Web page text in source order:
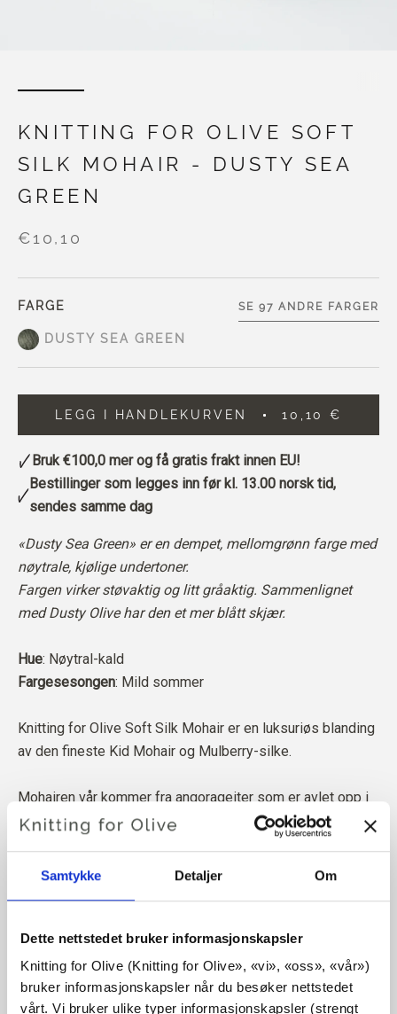
Samtykke Detaljer Om
Dette nettstedet bruker informasjonskapsler
Knitting for Olive (Knitting for Olive», «vi», «oss», «vår»)
bruker informasjonskapsler når du besøker nettstedet
vårt. Vi bruker ulike typer informasjonskapsler (strengt
KNITTING FOR OLIVE SOFT
SILK MOHAIR - DUSTY SEA
GREEN
€10,10
FARGE
DUSTY SEA GREEN
SE 97 ANDRE FARGER
LEGG I HANDLEKURVEN 10,10 €
Bruk€100,0 mer og få gratis frakt innen EU!
Bestillinger som legges inn før kl. 13.00 norsk tid,
sendes samme dag
«Dusty Sea Green» er en dempet, mellomgrønn farge med
nøytrale, kjølige undertoner.
Fargen virker støvaktig og litt gråaktig. Sammenlignet
med Dusty Olive har den et mer blått skjær.
Hue: Nøytral-kald
Fargesesongen: Mild sommer
Knitting for Olive Soft Silk Mohair er en luksuriøs blanding
av den fineste Kid Mohair og Mulberry-silke.
Mohairen vår kommer fra angorageiter som er avlet opp i
Sør-Afrika, og garnet er også produsert lokalt. Garnet vårt
kan spores tilbake til de enkelte gårdene, noe som betyr
kommer fra.
All mohairen vår er uavhengig sertifisert i henhold til
Responsible Mohair Standard (RMS), som er sertifisert av
Control Union,CU 1276494.